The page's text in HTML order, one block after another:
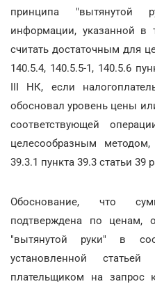
принципа
информации, указанной в
считать достаточным для
140.5.4, 140.5.5-1, 140.5.6
III НК, если
обосновал уровень цены
соответствующей
целесообразным
39.3.1 пункта 39.3 статьи 39
Обоснование, что
подтверждена по ценам,
"вытянутой руки" в
установленной
плательщиком на запрос